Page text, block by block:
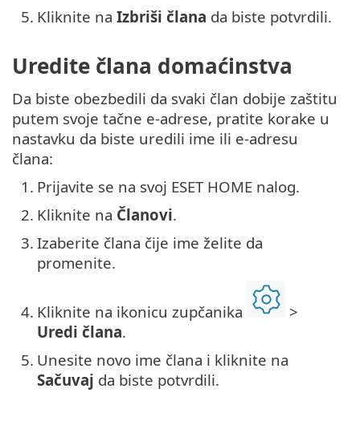
5. Kliknite na Izbriši člana da biste potvrdili.
Uredite člana domaćinstva
Da biste obezbedili da svaki član dobije zaštitu
putem svoje tačne e-adrese, pratite korake u
nastavku da biste uredili ime ili e-adresu
člana:
1. Prijavite se na svoj ESET HOME nalog.
2. Kliknite na Članovi.
3. Izaberite člana čije ime želite da
promenite.
4. Kliknite na ikonicu zupčanika
>
Uredi člana.
5. Unesite novo ime člana i kliknite na
Sačuvaj da biste potvrdili.